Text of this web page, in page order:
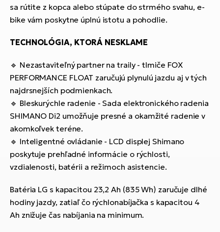
sa rútite z kopca alebo stúpate do strmého svahu, e-
bike vám poskytne úplnú istotu a pohodlie.
TECHNOLÓGIA, KTORÁ NESKLAME
🔹 Nezastaviteľný partner na traily - tlmiče FOX
PERFORMANCE FLOAT zaručujú plynulú jazdu aj v tých
najdrsnejších podmienkach.
🔹 Bleskurýchle radenie - Sada elektronického radenia
SHIMANO Di2 umožňuje presné a okamžité radenie v
akomkoľvek teréne.
🔹 Inteligentné ovládanie - LCD displej Shimano
poskytuje prehľadné informácie o rýchlosti,
vzdialenosti, batérii a režimoch asistencie.
Batéria LG s kapacitou 23,2 Ah (835 Wh) zaručuje dlhé
hodiny jazdy, zatiaľ čo rýchlonabíjačka s kapacitou 4
Ah znižuje čas nabíjania na minimum.